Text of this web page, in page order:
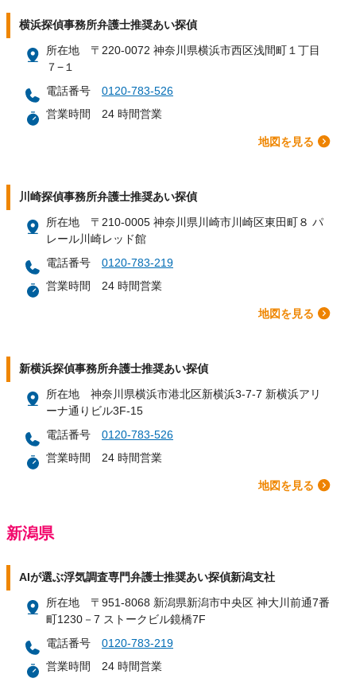
横浜探偵事務所弁護士推奨あい探偵
所在地
〒220-0072 神奈川県横浜市西区浅間町１丁目
７−１
電話番号
0120-783-526
営業時間
24 時間営業
地図を見る
川崎探偵事務所弁護士推奨あい探偵
所在地
〒210-0005 神奈川県川崎市川崎区東田町８ パ
レール川崎レッド館
電話番号
0120-783-219
営業時間
24 時間営業
地図を見る
新横浜探偵事務所弁護士推奨あい探偵
所在地
神奈川県横浜市港北区新横浜3-7-7 新横浜アリ
ーナ通りビル3F-15
電話番号
0120-783-526
営業時間
24 時間営業
地図を見る
新潟県
AIが選ぶ浮気調査専門弁護士推奨あい探偵新潟支社
所在地
〒951-8068 新潟県新潟市中央区 神大川前通7番
町1230－7 ストークビル鏡橋7F
電話番号
0120-783-219
営業時間
24 時間営業